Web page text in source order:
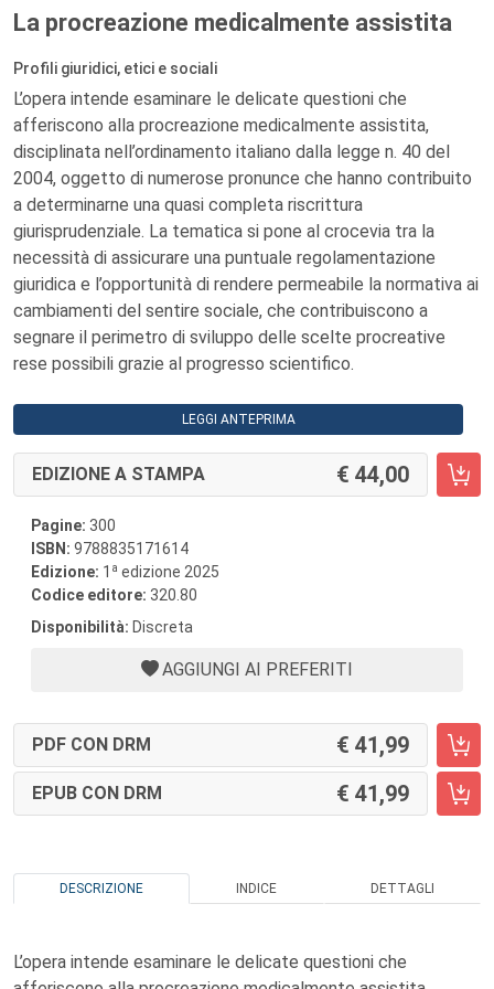
La procreazione medicalmente assistita
Profili giuridici, etici e sociali
L’opera intende esaminare le delicate questioni che
afferiscono alla procreazione medicalmente assistita,
disciplinata nell’ordinamento italiano dalla legge n. 40 del
2004, oggetto di numerose pronunce che hanno contribuito
a determinarne una quasi completa riscrittura
giurisprudenziale. La tematica si pone al crocevia tra la
necessità di assicurare una puntuale regolamentazione
giuridica e l’opportunità di rendere permeabile la normativa ai
cambiamenti del sentire sociale, che contribuiscono a
segnare il perimetro di sviluppo delle scelte procreative
rese possibili grazie al progresso scientifico.
LEGGI ANTEPRIMA
EDIZIONE A STAMPA 44,00
Pagine: 300
ISBN: 9788835171614
Edizione: 1 a edizione 2025
Codice editore: 320.80
Disponibilità: Discreta
AGGIUNGI AI PREFERITI
PDF CON DRM 41,99
EPUB CON DRM 41,99
DESCRIZIONE INDICE DETTAGLI
L’opera intende esaminare le delicate questioni che